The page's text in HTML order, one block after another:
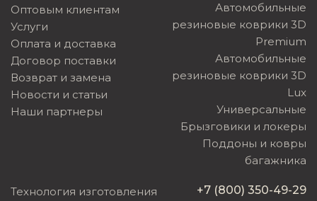
Оптовым клиентам
Услуги
Оплата и доставка
Договор поставки
Возврат и замена
Новости и статьи
Наши партнеры
Автомобильные
резиновые коврики 3D
Premium
Автомобильные
резиновые коврики 3D
Lux
Универсальные
Брызговики и локеры
Поддоны и ковры
багажника
Технология изготовления
+7 (800) 350-49-29